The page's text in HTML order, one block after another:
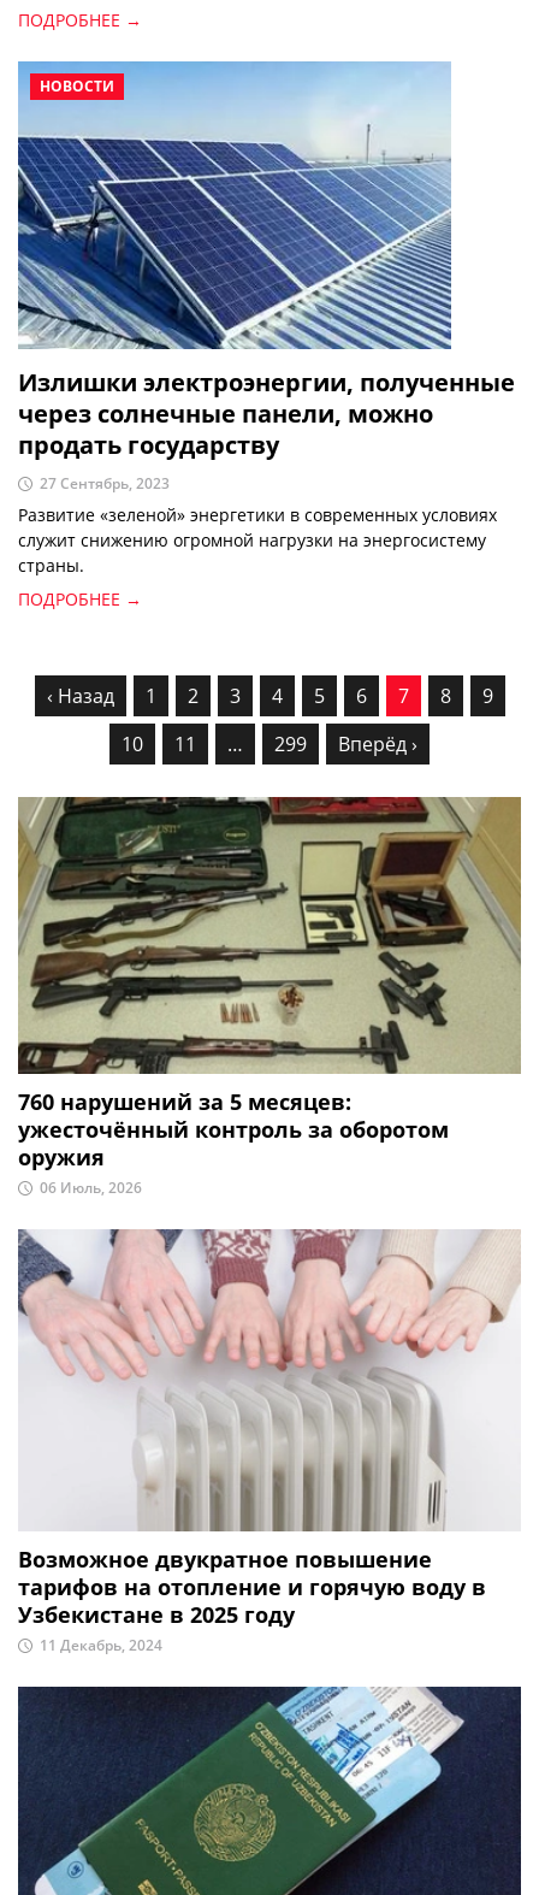
ПОДРОБНЕЕ →
НОВОСТИ
Излишки электроэнергии, полученные
через солнечные панели, можно
продать государству
27 Сентябрь, 2023
Развитие «зеленой» энергетики в современных условиях
служит снижению огромной нагрузки на энергосистему
страны.
ПОДРОБНЕЕ →
‹ Назад 1 2 3 4 5 6 7 8
9
10
11 … 299 Вперёд ›
760 нарушений за 5 месяцев:
ужесточённый контроль за оборотом
оружия
06 Июль, 2026
Возможное двукратное повышение
тарифов на отопление и горячую воду в
Узбекистане в 2025 году
11 Декабрь, 2024